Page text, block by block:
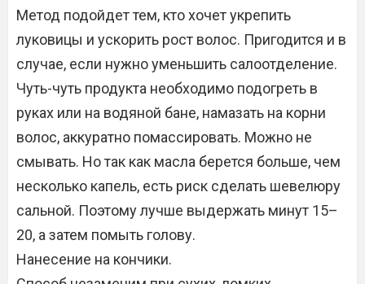
Метод подойдет тем, кто хочет укрепить
луковицы и ускорить рост волос. Пригодится и в
случае, если нужно уменьшить салоотделение.
Чуть-чуть продукта необходимо подогреть в
руках или на водяной бане, намазать на корни
волос, аккуратно помассировать. Можно не
смывать. Но так как масла берется больше, чем
несколько капель, есть риск сделать шевелюру
сальной. Поэтому лучше выдержать минут 15–
20, а затем помыть голову.
Нанесение на кончики.